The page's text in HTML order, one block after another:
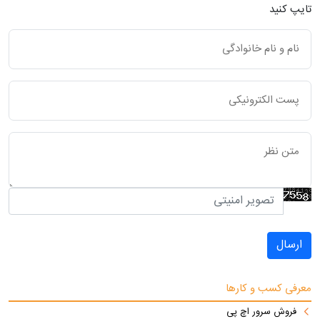
تایپ کنید
ارسال
معرفی کسب و کارها
فروش سرور اچ پی